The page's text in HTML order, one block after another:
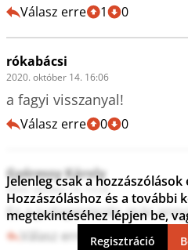
Válasz erre 1 0
rókabácsi
2020. október 14. 16:06
a fagyi visszanyal!
Válasz erre 0 0
Gyéressy Károly
2020. október 14. 13:28
Ez a judapestezés már
Válasz erre 0 0
Jelenleg csak a
Hozzászóláshoz és a további
megtekintéséhez lépjen be,
Regisztráció